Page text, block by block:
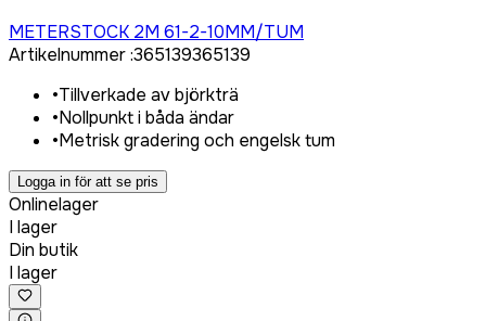
METERSTOCK 2M 61-2-10MM/TUM
Artikelnummer:365139365139
•Tillverkade av björkträ
•Nollpunkt i båda ändar
•Metrisk gradering och engelsk tum
Logga in för att se pris
Onlinelager
I lager
Din butik
I lager